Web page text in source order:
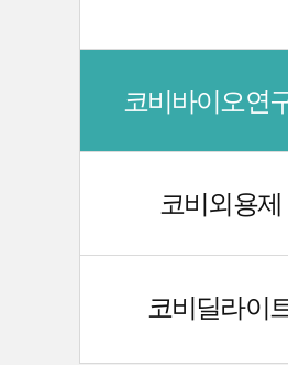
코비바이오연
코비외용제
코비딜라이